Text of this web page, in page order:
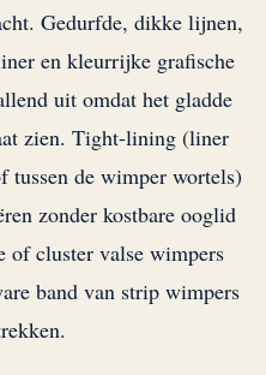
Gedurfde, dikke lijnen,
en kleurrijke grafische
uit omdat het gladde
zien. Tight-lining (liner
tussen de wimper wortels)
zonder kostbare ooglid
of cluster valse wimpers
band van strip wimpers